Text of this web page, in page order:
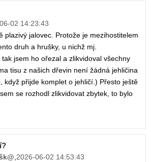
02 14:23:43
plazivý jalovec. Protože je mezihostitelem
druh a hrušky, u nichž mj.
jsem ho ořezal a zlikvidoval všechny
tisu z našich dřevin není žádná jehličina
když přijde komplet o jehličí.) Přesto ještě
se rozhodl zlikvidovat zbytek, to bylo
2026-06-02 14:53:43